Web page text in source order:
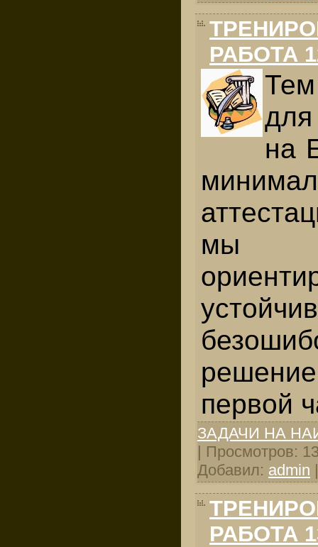
РАБОТА
для
на
мы
первой
ЗАДАЧИ НА
| Просмотров:
Добавил: admin
РАБОТА